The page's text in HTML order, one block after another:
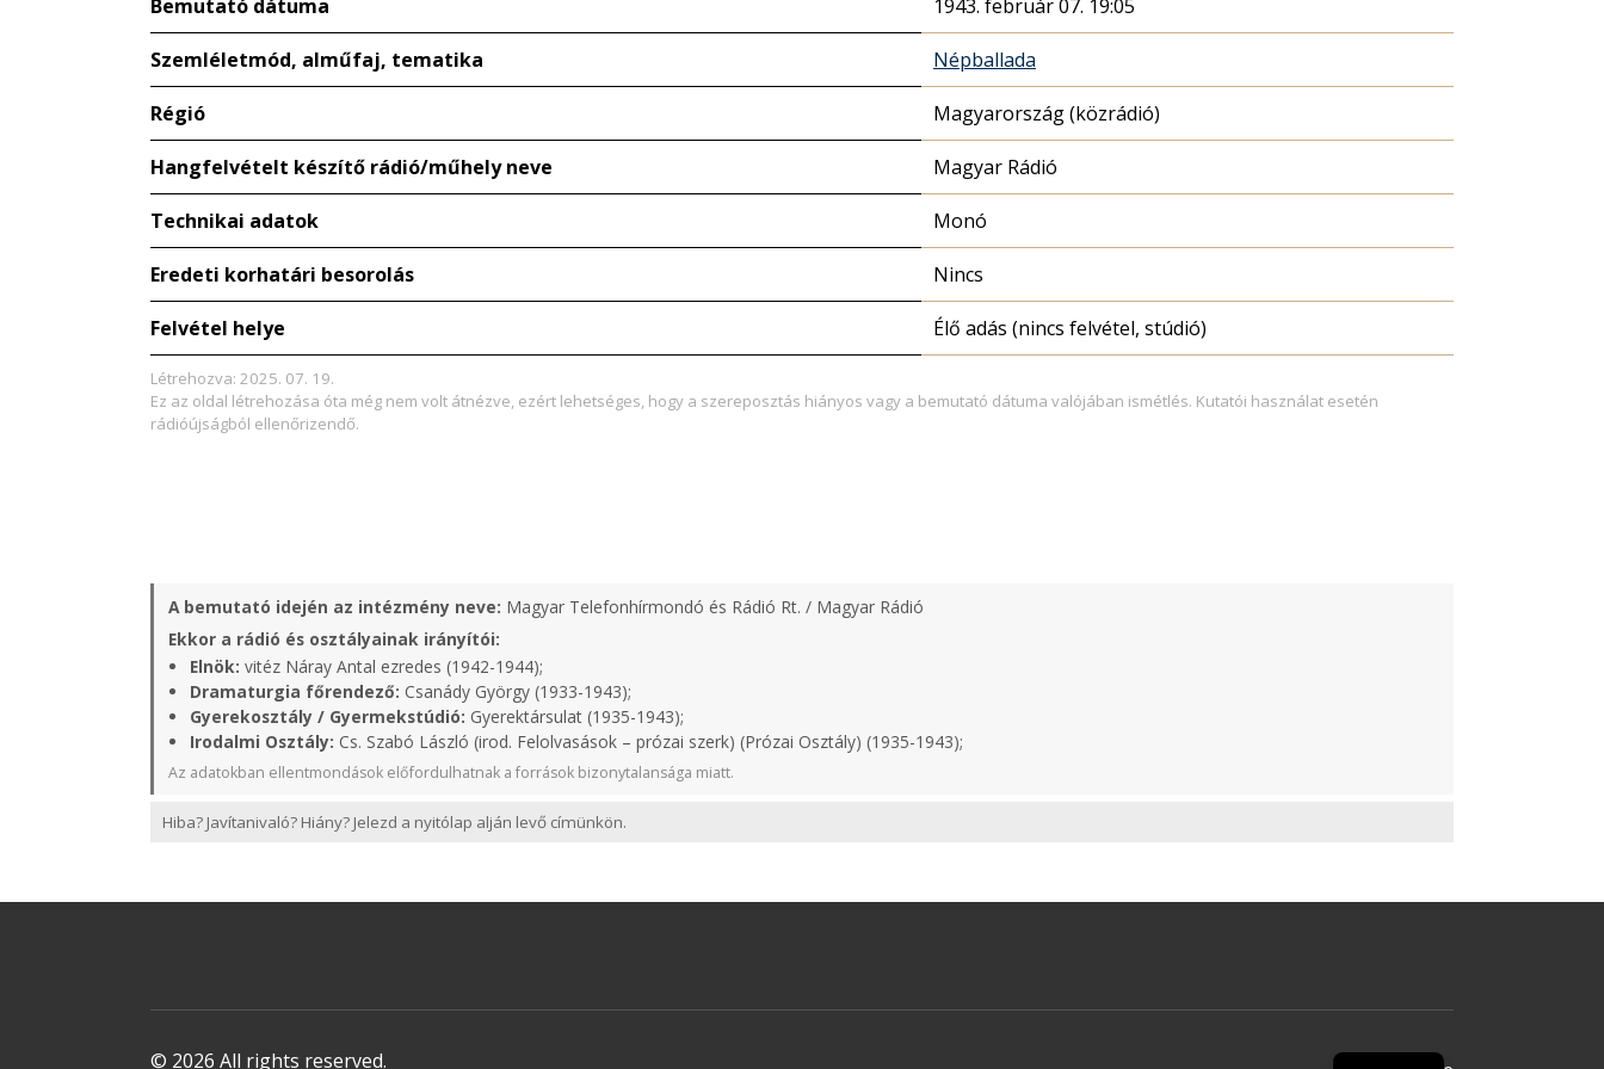
Bemutató dátuma 1943. február 07. 19:05
Szemléletmód, alműfaj, tematika Népballada
Régió Magyarország (közrádió)
Hangfelvételt készítő rádió/műhely neve Magyar Rádió
Technikai adatok Monó
Eredeti korhatári besorolás Nincs
Felvétel helye Élő adás (nincs felvétel, stúdió)
Létrehozva: 2025. 07. 19.
Ez az oldal létrehozása óta még nem volt átnézve, ezért lehetséges, hogy a szereposztás hiányos vagy a bemutató dátuma valójában ismétlés. Kutatói használat esetén
rádióújságból ellenőrizendő.
A bemutató idején az intézmény neve: Magyar Telefonhírmondó és Rádió Rt. / Magyar Rádió
Ekkor a rádió és osztályainak irányítói:
Elnök: vitéz Náray Antal ezredes (1942-1944);
Dramaturgia főrendező: Csanády György (1933-1943);
Gyerekosztály / Gyermekstúdió: Gyerektársulat (1935-1943);
Irodalmi Osztály: Cs. Szabó László (irod. Felolvasások – prózai szerk) (Prózai Osztály) (1935-1943);
Az adatokban ellentmondások előfordulhatnak a források bizonytalansága miatt.
Hiba? Javítanivaló? Hiány? Jelezd a nyitólap alján levő címünkön.
© 2026 All rights reserved.